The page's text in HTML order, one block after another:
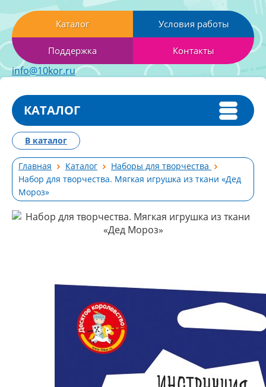
Каталог Условия работы
Поддержка Контакты
info@10kor.ru
КАТАЛОГ
Главная Каталог
Наборы для творчества
Набор для творчества. Мягкая игрушка из ткани «Дед
Мороз»
В каталог